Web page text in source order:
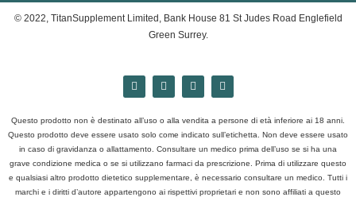
© 2022, TitanSupplement Limited, Bank House 81 St Judes Road Englefield
Green Surrey.
Questo prodotto non è destinato all’uso o alla vendita a persone di età inferiore ai 18 anni.
Questo prodotto deve essere usato solo come indicato sull’etichetta. Non deve essere usato
in caso di gravidanza o allattamento. Consultare un medico prima dell’uso se si ha una
grave condizione medica o se si utilizzano farmaci da prescrizione. Prima di utilizzare questo
e qualsiasi altro prodotto dietetico supplementare, è necessario consultare un medico. Tutti i
marchi e i diritti d’autore appartengono ai rispettivi proprietari e non sono affiliati a questo